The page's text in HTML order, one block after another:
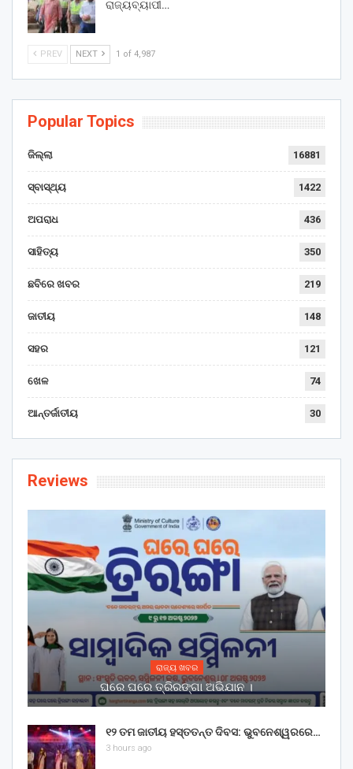
ରାଜ୍ୟବ୍ୟାପୀ…
PREV NEXT 1 of 4,987
Popular Topics
ଜିଲ୍ଲା 16881
ସ୍ବାସ୍ଥ୍ୟ 1422
ଅପରାଧ 436
ସାହିତ୍ୟ 350
ଛବିରେ ଖବର 219
ଜାତୀୟ 148
ସହର 121
ଖେଳ 74
ଆନ୍ତର୍ଜାତୀୟ 30
Reviews
ରାଜ୍ୟ ଖବର
ଘରେ ଘରେ ତ୍ରିରଙ୍ଗା ଅଭିଯାନ ।
୧୨ ତମ ଜାତୀୟ ହସ୍ତତନ୍ତ ଦିବସ: ଭୁବନେଶ୍ୱରରେ…
3 hours ago